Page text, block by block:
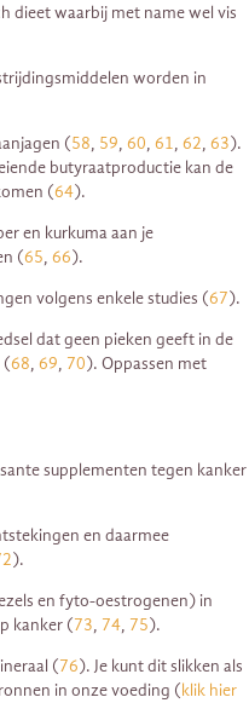
dieet waarbij met name wel vis
worden in
(58, 59, 60, 61, 62, 63).
butyraatproductie kan de
(64).
en kurkuma aan je
(65, 66).
volgens enkele studies (67).
dat geen pieken geeft in de
(68, 69, 70). Oppassen met
supplementen tegen kanker
en daarmee
).
en fyto-oestrogenen) in
kanker (73, 74, 75).
(76). Je kunt dit slikken als
in onze voeding (klik hier